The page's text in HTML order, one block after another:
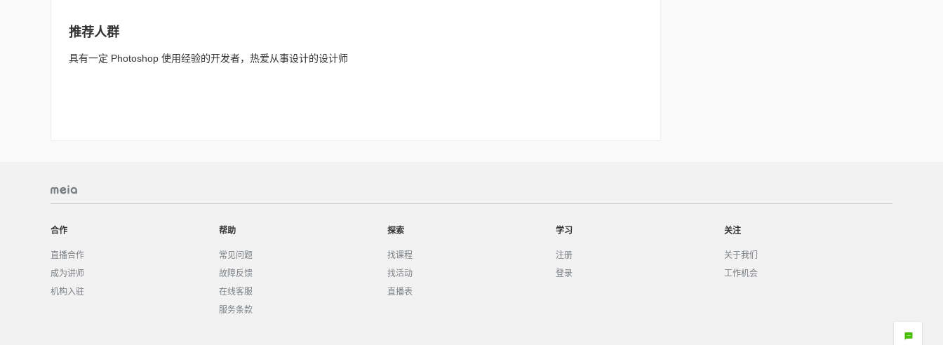
推荐人群
具有一定 Photoshop 使用经验的开发者，热爱从事设计的设计师
合作
直播合作
成为讲师
机构入驻
帮助
常见问题
故障反馈
在线客服
服务条款
探索
找课程
找活动
直播表
学习
注册
登录
关注
关于我们
工作机会